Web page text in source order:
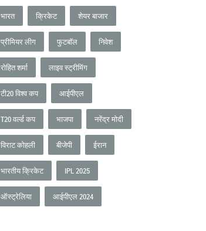
भारत क्रिकेट शेयर बाजार
प्रीमियर लीग फुटबॉल निवेश
रोहित शर्मा लाइव स्ट्रीमिंग
टी20 विश्व कप आईपीएल
T20 वर्ल्ड कप भाजपा नरेंद्र मोदी
विराट कोहली बीजेपी ईरान
भारतीय क्रिकेट IPL 2025
ऑस्ट्रेलिया आईपीएल 2024